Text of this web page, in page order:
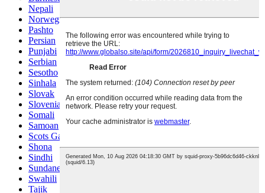
Nepali
Norwegian
Pashto
Persian
Punjabi
Serbian
Sesotho
Sinhala
Slovak
Slovenian
Somali
Samoan
Scots Gaelic
Shona
Sindhi
Sundanese
Swahili
Tajik